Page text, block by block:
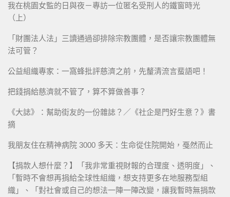
我在桃園女監的日與夜－專訪一位匿名受刑人的鐵窗時光
（上）
「財團法人法」三讀通過卻排除宗教團體，是否讓宗教團體無
法可管？
公益組織專家：一窩蜂批評慈濟之前，先釐清流言蜚語吧！
把錢捐給慈濟就不管了，算不算做善事？
《大誌》：幫助街友的一份雜誌？／《社企是門好生意？》書
摘
我朋友住在精神病院 3000 多天：生命從住院開始，戞然而止
【捐款人想什麼？】「我非常重視財報的合理度、透明度」、
「暫時不會想再捐給全球性組織，想支持更多在地服務型組
織」、「對社會或自己的想法一陣一陣改變，讓我暫時無捐款